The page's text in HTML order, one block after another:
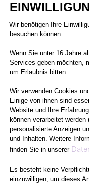
Wir benötigen Ihre Einwilligung, bevor Sie unsere Website weiter
besuchen können.
Wenn Sie unter 16 Jahre
Services geben möchten,
um Erlaubnis bitten.
Wir verwenden Cookies
Einige von ihnen sind
Website und Ihre
können verarbeitet
personalisierte Anzeigen
und Inhalten. Weitere
finden Sie in unserer
Es besteht keine
einzuwilligen, um dieses